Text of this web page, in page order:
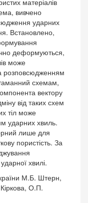
вивчено
ударних
Встановлено,
деформуються,
може
розповсюдженням
схемам,
вектору
від таких схем
тіл може
ударних хвиль.
лише для
пористість. За
хвилі.
М.Б. Штерн,
О.П.